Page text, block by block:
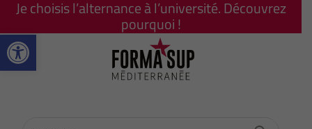
Ouvrir la barre d’outils
Je choisis l’alternance à l’université. Découvrez
pourquoi !